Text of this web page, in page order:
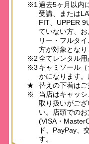
※1 過去5ヶ月以内
受講、または
FIT、UPPER 9
ていない方、
リー・フルタ
方が対象となり
※2全てレンタル用
※3 キャミソール
かになります。
★
替えの下着はご
※
当店はキャッ
取り扱いがご
い。店頭での
(VISA・
ド、PayPay、
す。